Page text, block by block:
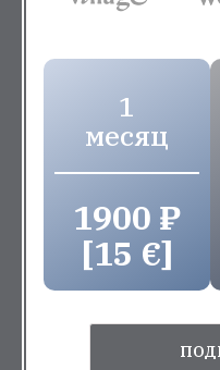
1
месяц
1900 ₽
[15 €]